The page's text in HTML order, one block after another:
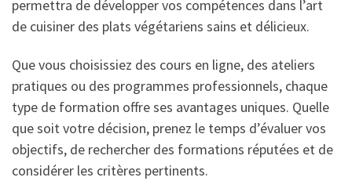
permettra de développer vos compétences dans l’art
de cuisiner des plats végétariens sains et délicieux.
Que vous choisissiez des cours en ligne, des ateliers
pratiques ou des programmes professionnels, chaque
type de formation offre ses avantages uniques. Quelle
que soit votre décision, prenez le temps d’évaluer vos
objectifs, de rechercher des formations réputées et de
considérer les critères pertinents.